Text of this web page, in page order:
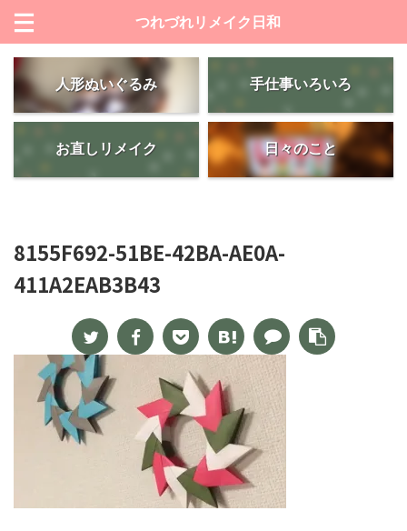
つれづれリメイク日和
人形ぬいぐるみ 手仕事いろいろ
お直しリメイク 日々のこと
8155F692-51BE-42BA-AE0A-
411A2EAB3B43